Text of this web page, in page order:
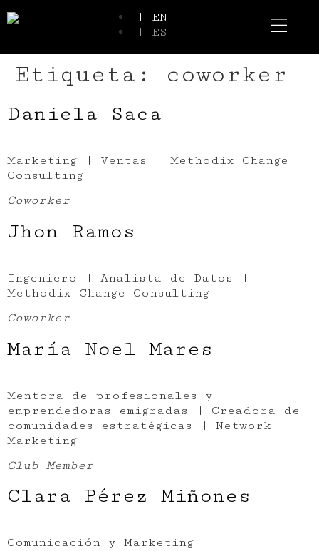
| EN
| ES
Etiqueta: coworker
Daniela Saca
Marketing | Ventas | Methodix Change
Consulting
Coworker
Jhon Ramos
Ingeniero | Analista de Datos |
Methodix Change Consulting
Coworker
María Noel Mares
Mentora de profesionales y
emprendedoras emigradas | Creadora de
comunidades estratégicas | Network
Marketing
Club Member
Clara Pérez Miñones
Comunicación y Marketing